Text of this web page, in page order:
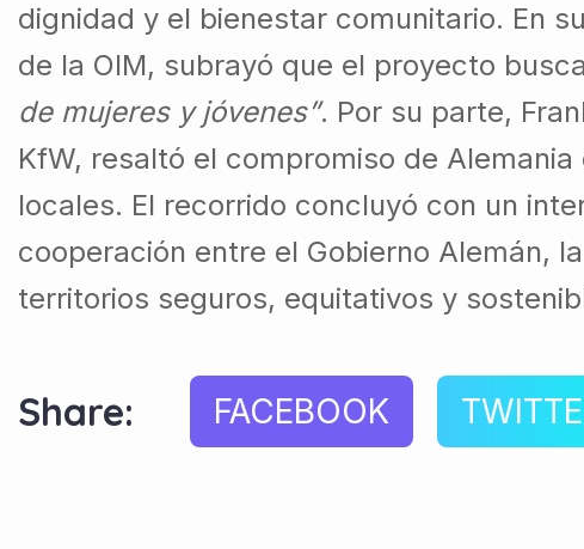
dignidad y el bienestar comunitario. En
de la OIM, subrayó que el proyecto busca
de mujeres y jóvenes”. Por su parte,
KfW, resaltó el compromiso de
locales. El recorrido concluyó con un
cooperación entre el Gobierno Alemán,
territorios seguros, equitativos y
Share: FACEBOOK